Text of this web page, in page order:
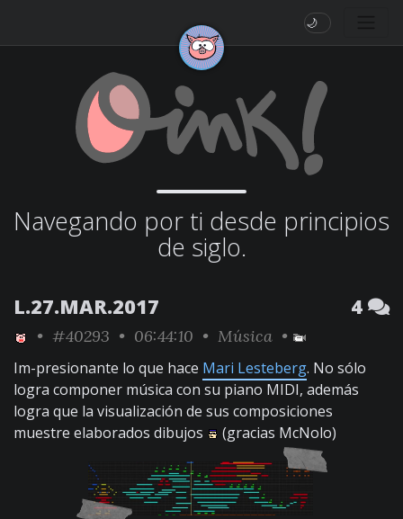
🌙
Navegando por ti desde principios
de siglo.
L.27.MAR.2017 4
• #40293 • 06:44:10 • Música •
Im-presionante lo que hace Mari Lesteberg. No sólo
logra componer música con su piano MIDI, además
logra que la visualización de sus composiciones
muestre elaborados dibujos
(gracias McNolo)